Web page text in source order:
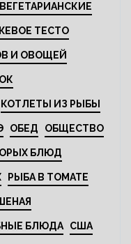
ВЕГЕТАРИАНСКИЕ
ТЕСТО
И ОВОЩЕЙ
КОТЛЕТЫ ИЗ РЫБЫ
ОБЕД ОБЩЕСТВО
БЛЮД
РЫБА В ТОМАТЕ
БЛЮДА США